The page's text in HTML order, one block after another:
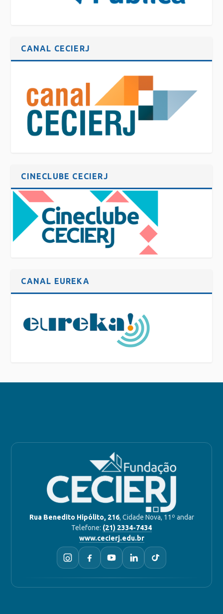
CANAL CECIERJ
CINECLUBE CECIERJ
CANAL EUREKA
Rua Benedito Hipólito, 216, Cidade Nova, 11º andar
Telefone: (21) 2334-7434
www.cecierj.edu.br